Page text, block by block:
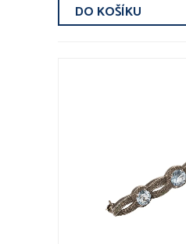
DO KOŠÍKU